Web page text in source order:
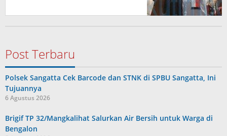
Post Terbaru
Polsek Sangatta Cek Barcode dan STNK di SPBU Sangatta, Ini
Tujuannya
6 Agustus 2026
Brigif TP 32/Mangkalihat Salurkan Air Bersih untuk Warga di
Bengalon